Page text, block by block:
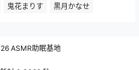
鬼花まりす 黒月かなせ
ASMR助眠基地